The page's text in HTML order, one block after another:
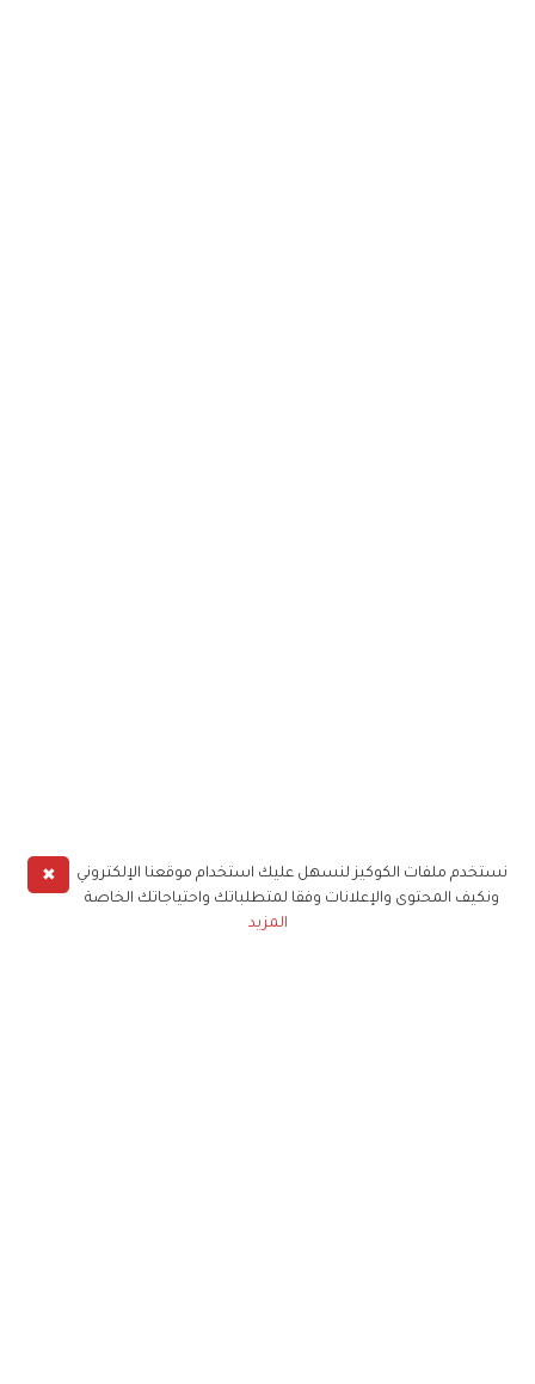
✖
نستخدم ملفات الكوكيز لنسهل عليك استخدام موقعنا الإلكتروني
ونكيف المحتوى والإعلانات وفقا لمتطلباتك واحتياجاتك الخاصة
المزيد